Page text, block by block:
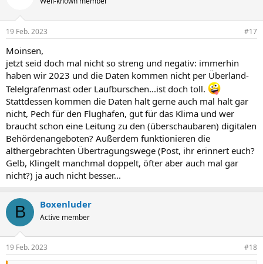
e
:
19 Feb. 2023 #17
Moinsen,
jetzt seid doch mal nicht so streng und negativ: immerhin
haben wir 2023 und die Daten kommen nicht per Überland-
Telelgrafenmast oder Laufburschen...ist doch toll.
Stattdessen kommen die Daten halt gerne auch mal halt gar
nicht, Pech für den Flughafen, gut für das Klima und wer
braucht schon eine Leitung zu den (überschaubaren) digitalen
Behördenangeboten? Außerdem funktionieren die
althergebrachten Übertragungswege (Post, ihr erinnert euch?
Gelb, Klingelt manchmal doppelt, öfter aber auch mal gar
nicht?) ja auch nicht besser...
B Boxenluder
Active member
19 Feb. 2023 #18